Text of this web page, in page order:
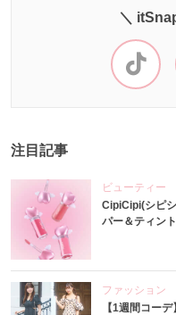
＼
注目記事
ビューティー
CipiCipi(シピ
パー＆ティン
ファッション
【1週間コー